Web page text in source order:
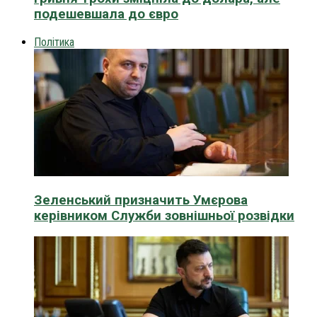
подешевшала до євро
Політика
Зеленський призначить Умєрова
керівником Служби зовнішньої розвідки